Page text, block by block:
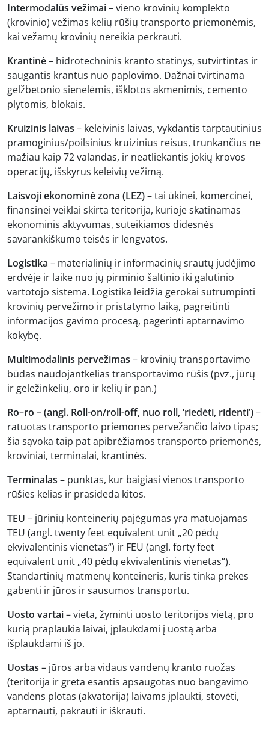
Intermodalūs vežimai– vieno krovinių komplekto
(krovinio) vežimas kelių rūšių transporto priemonėmis,
kai vežamų krovinių nereikia perkrauti.
Krantinė– hidrotechninis kranto statinys, sutvirtintas ir
saugantis krantus nuo paplovimo. Dažnai tvirtinama
gelžbetonio sienelėmis, išklotos akmenimis, cemento
plytomis, blokais.
Kruizinis laivas – keleivinis laivas, vykdantis tarptautinius
pramoginius/poilsinius kruizinius reisus, trunkančius ne
mažiau kaip 72 valandas, ir neatliekantis jokių krovos
operacijų, išskyrus keleivių vežimą.
Laisvoji ekonominė zona (LEZ)– tai ūkinei, komercinei,
finansinei veiklai skirta teritorija, kurioje skatinamas
ekonominis aktyvumas, suteikiamos didesnės
savarankiškumo teisės ir lengvatos.
Logistika – materialinių ir informacinių srautų judėjimo
erdvėje ir laike nuo jų pirminio šaltinio iki galutinio
vartotojo sistema. Logistika leidžia gerokai sutrumpinti
krovinių pervežimo ir pristatymo laiką, pagreitinti
informacijos gavimo procesą, pagerinti aptarnavimo
kokybę.
Multimodalinis pervežimas – krovinių transportavimo
būdas naudojantkelias transportavimo rūšis (pvz., jūrų
ir geležinkelių, oro ir kelių ir pan.)
Ro–ro – (angl. Roll-on/roll-off, nuo roll, ‘riedėti, ridenti’)–
ratuotas transporto priemones pervežančio laivo tipas;
šia sąvoka taip pat apibrėžiamos transporto priemonės,
kroviniai, terminalai, krantinės.
Terminalas – punktas, kur baigiasi vienos transporto
rūšies kelias ir prasideda kitos.
TEU – jūrinių konteinerių pajėgumas yra matuojamas
TEU (angl. twenty feet equivalent unit „20 pėdų
ekvivalentinis vienetas“) ir FEU (angl. forty feet
equivalent unit „40 pėdų ekvivalentinis vienetas“).
Standartinių matmenų konteineris, kuris tinka prekes
gabenti ir jūros ir sausumos transportu.
Uosto vartai– vieta, žyminti uosto teritorijos vietą, pro
kurią praplaukia laivai, įplaukdami į uostą arba
išplaukdami iš jo.
Uostas – jūros arba vidaus vandenų kranto ruožas
(teritorija ir greta esantis apsaugotas nuo bangavimo
vandens plotas (akvatorija) laivams įplaukti, stovėti,
aptarnauti, pakrauti ir iškrauti.